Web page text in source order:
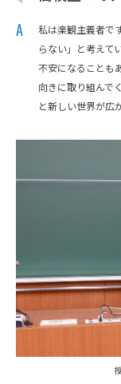
私は楽観主義者で
らない」と考えて
不安になることも
向きに取り組んで
と新しい世界が広